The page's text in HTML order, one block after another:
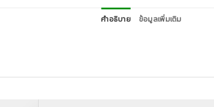
คำอธิบาย ข้อมูลเพิ่มเติม